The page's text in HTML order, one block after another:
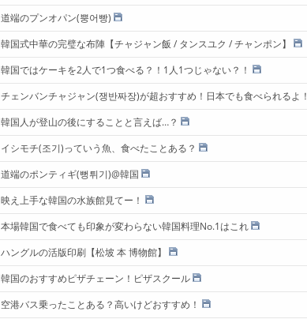
道端のプンオパン(뿡어빵)
韓国式中華の完璧な布陣【チャジャン飯 / タンスユク / チャンポン】
韓国ではケーキを2人で1つ食べる？！1人1つじゃない？！
チェンバンチャジャン(쟁반짜장)が超おすすめ！日本でも食べられるよ！
韓国人が登山の後にすることと言えば…？
イシモチ(조기)っていう魚、食べたことある？
道端のポンティギ(뻥튀기)@韓国
映え上手な韓国の水族館見てー！
本場韓国で食べても印象が変わらない韓国料理No.1はこれ
ハングルの活版印刷【松坡 本 博物館】
韓国のおすすめピザチェーン！ピザスクール
空港バス乗ったことある？高いけどおすすめ！